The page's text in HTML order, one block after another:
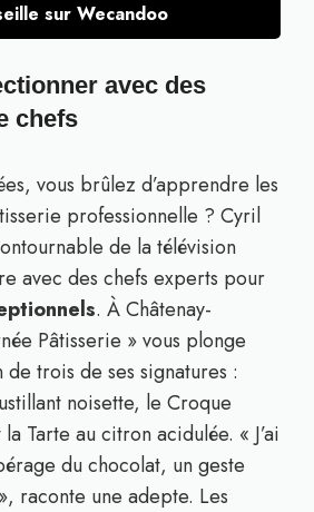
sur Wecandoo
avec des
chefs
vous brûlez d’apprendre les
professionnelle ? Cyril
de la télévision
avec des chefs experts pour
. À Châtenay-
Pâtisserie » vous plonge
trois de ses signatures :
noisette, le Croque
Tarte au citron acidulée. « J’ai
du chocolat, un geste
raconte une adepte. Les